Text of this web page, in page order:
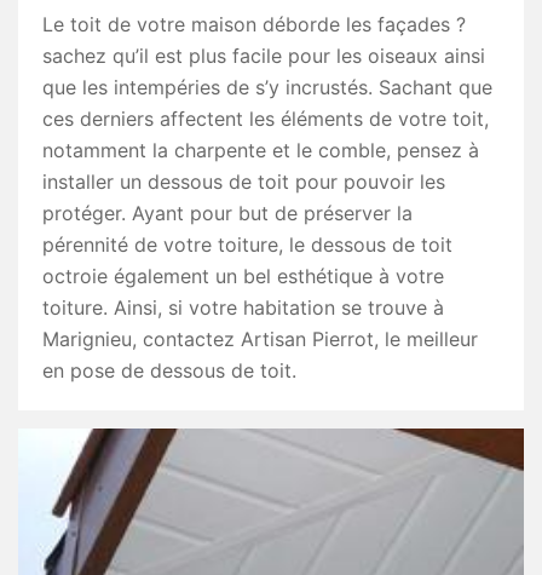
Le toit de votre maison déborde les façades ?
sachez qu’il est plus facile pour les oiseaux ainsi
que les intempéries de s’y incrustés. Sachant que
ces derniers affectent les éléments de votre toit,
notamment la charpente et le comble, pensez à
installer un dessous de toit pour pouvoir les
protéger. Ayant pour but de préserver la
pérennité de votre toiture, le dessous de toit
octroie également un bel esthétique à votre
toiture. Ainsi, si votre habitation se trouve à
Marignieu, contactez Artisan Pierrot, le meilleur
en pose de dessous de toit.